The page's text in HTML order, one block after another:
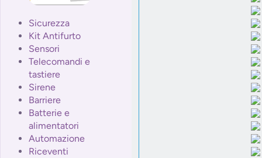
Sicurezza
Kit Antifurto
Sensori
Telecomandi e
tastiere
Sirene
Barriere
Batterie e
alimentatori
Automazione
Riceventi